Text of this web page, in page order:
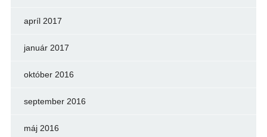
apríl 2017
január 2017
október 2016
september 2016
máj 2016